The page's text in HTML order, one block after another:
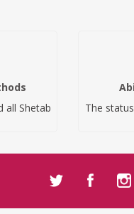
all Shetab
The